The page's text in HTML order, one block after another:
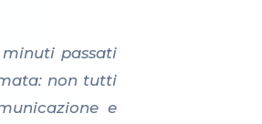
passati
non tutti
e